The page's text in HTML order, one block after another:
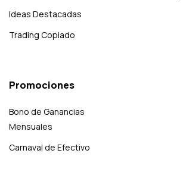
Ideas Destacadas
Trading Copiado
Promociones
Bono de Ganancias
Mensuales
Carnaval de Efectivo